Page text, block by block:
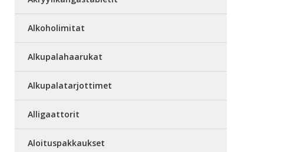
Alkoholimitat
Alkupalahaarukat
Alkupalatarjottimet
Alligaattorit
Aloituspakkaukset